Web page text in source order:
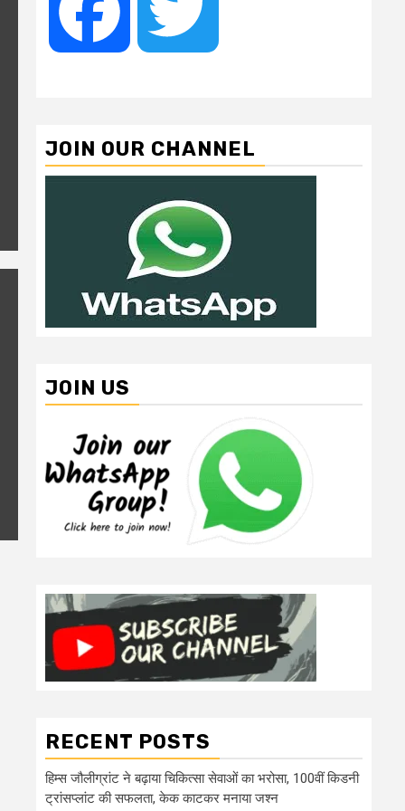
Facebook
JOIN OUR CHANNEL
JOIN US
RECENT POSTS
हिम्स जौलीग्रांट ने बढ़ाया चिकित्सा सेवाओं का भरोसा, 100वीं किडनी
ट्रांसप्लांट की सफलता, केक काटकर मनाया जश्न